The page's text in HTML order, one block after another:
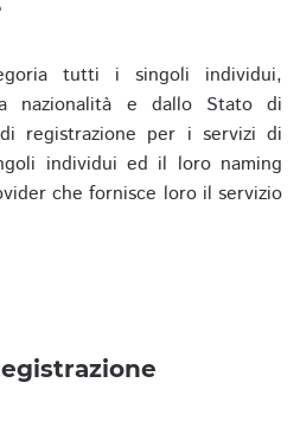
tutti i singoli individui,
nazionalità e dallo Stato di
registrazione per i servizi di
individui ed il loro naming
che fornisce loro il servizio